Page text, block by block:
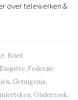
over telewerken &
, Brief,
Enquête, Federale
, Getuigenis,
, Onderzoek,